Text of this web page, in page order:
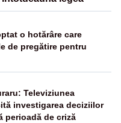
o hotărâre care
de pregătire pentru
Televiziunea
investigarea deciziilor
perioadă de criză